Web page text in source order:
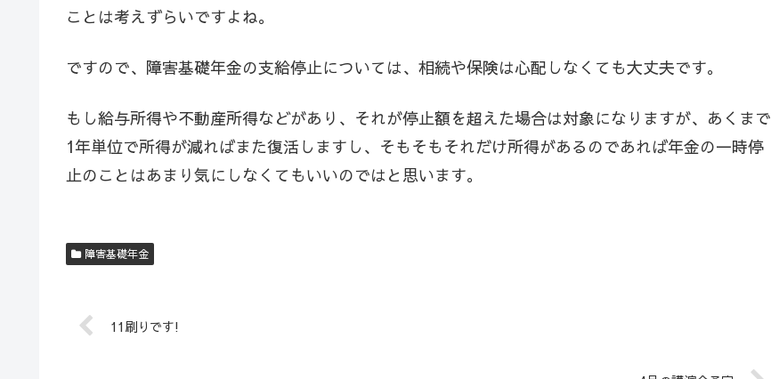
ことは考えずらいですよね。
ですので、障害基礎年金の支給停止については、相続や保険は心配しなくても大丈夫です。
もし給与所得や不動産所得などがあり、それが停止額を超えた場合は対象になりますが、あくまで
1年単位で所得が減ればまた復活しますし、そもそもそれだけ所得があるのであれば年金の一時停
止のことはあまり気にしなくてもいいのではと思います。
障害基礎年金
11刷りです!